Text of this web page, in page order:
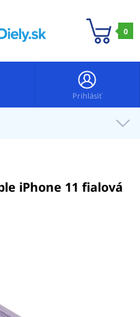
0
Prihlásiť
iPhone 11 fialová